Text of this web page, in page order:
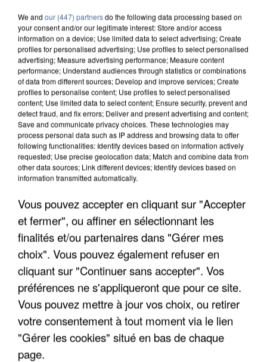
UNE TOURISTE DE L’OISE EMPORTÉE PAR UNE
COULÉE DE BOUE EN HAUTE-SAVOIE
We and our (447) partnersdo the following data processing based on
your consent and/or our legitimate interest: Store and/or access
information on a device; Use limited data to select advertising; Create
profiles for personalised advertising; Use profiles to select personalised
advertising; Measure advertising performance; Measure content
performance; Understand audiences through statistics or combinations
of data from different sources; Develop and improve services; Create
profiles to personalise content; Use profiles to select personalised
content; Use limited data to select content; Ensure security, prevent and
detect fraud, and fix errors; Deliver and present advertising and content;
Save and communicate privacy choices. These technologies may
process personal data such as IP address and browsing data to offer
following functionalities: Identify devices based on information actively
requested; Use precise geolocation data; Match and combine data from
other data sources; Link different devices; Identify devices based on
information transmitted automatically.
Vous pouvez accepter en cliquant sur "Accepter
et fermer", ou affiner en sélectionnant les
finalités et/ou partenaires dans "Gérer mes
choix". Vous pouvez également refuser en
cliquant sur "Continuer sans accepter". Vos
préférences ne s'appliqueront que pour ce site.
Vous pouvez mettre à jour vos choix, ou retirer
votre consentement à tout moment via le lien
"Gérer les cookies" situé en bas de chaque
page.